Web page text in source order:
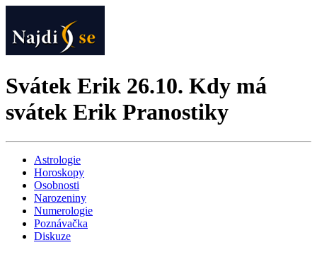
Svátek Erik 26.10. Kdy má
svátek Erik Pranostiky
Astrologie
Horoskopy
Osobnosti
Narozeniny
Numerologie
Poznávačka
Diskuze